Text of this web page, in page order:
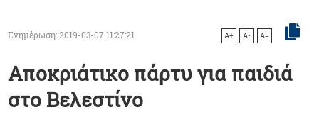
Ενημέρωση: 2019-03-07 11:27:21 A+ A- A=
Αποκριάτικο πάρτυ για παιδιά
στο Βελεστίνο